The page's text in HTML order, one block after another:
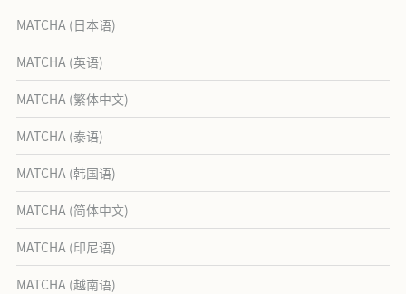
MATCHA (日本语)
MATCHA (英语)
MATCHA (繁体中文)
MATCHA (泰语)
MATCHA (韩国语)
MATCHA (简体中文)
MATCHA (印尼语)
MATCHA (越南语)